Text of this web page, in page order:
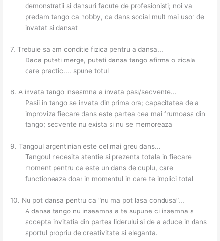
demonstratii si dansuri facute de profesionisti; noi va
predam tango ca hobby, ca dans social mult mai usor de
invatat si dansat
7. Trebuie sa am conditie fizica pentru a dansa...
Daca puteti merge, puteti dansa tango afirma o zicala
care practic.... spune totul
8. A invata tango inseamna a invata pasi/secvente...
Pasii in tango se invata din prima ora; capacitatea de a
improviza fiecare dans este partea cea mai frumoasa din
tango; secvente nu exista si nu se memoreaza
9. Tangoul argentinian este cel mai greu dans...
Tangoul necesita atentie si prezenta totala in fiecare
moment pentru ca este un dans de cuplu, care
functioneaza doar in momentul in care te implici total
10. Nu pot dansa pentru ca “nu ma pot lasa condusa”...
A dansa tango nu inseamna a te supune ci insemna a
accepta invitatia din partea liderului si de a aduce in dans
aportul propriu de creativitate si eleganta.